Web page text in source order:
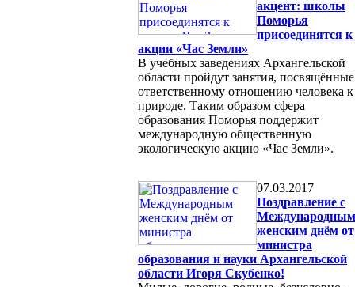
акцент: школы
Поморья
присоединятся к
акции «Час Земли»
В учебных заведениях Архангельской
области пройдут занятия, посвящённые
ответственному отношению человека к
природе. Таким образом сфера
образования Поморья поддержит
международную общественную
экологическую акцию «Час Земли».
07.03.2017
Поздравление с
Международным
женским днём от
министра
образования и науки Архангельской
области Игоря Скубенко!